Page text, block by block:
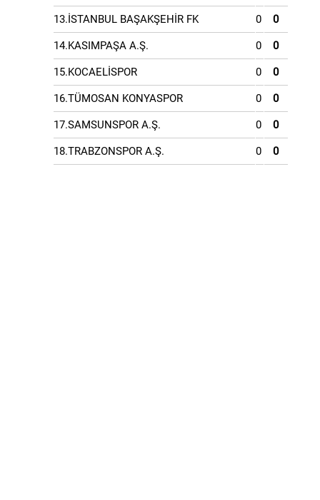
13.İSTANBUL BAŞAKŞEHİR FK 0 0
14.KASIMPAŞA A.Ş. 0 0
15.KOCAELİSPOR 0 0
16.TÜMOSAN KONYASPOR 0 0
17.SAMSUNSPOR A.Ş. 0 0
18.TRABZONSPOR A.Ş. 0 0